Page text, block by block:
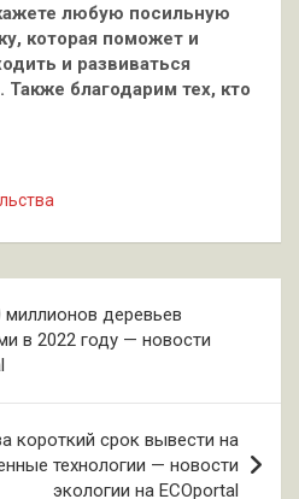
любую посильную
которая поможет и
и развиваться
благодарим тех, кто
деревьев
в 2022 году — новости
короткий срок вывести на
технологии — новости
экологии на ECOportal